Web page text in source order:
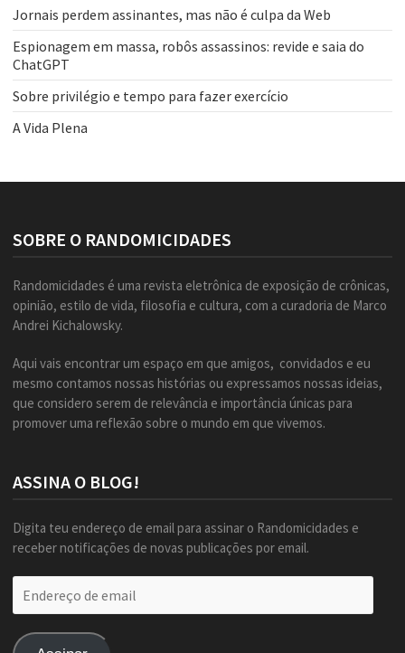
Jornais perdem assinantes, mas não é culpa da Web
Espionagem em massa, robôs assassinos: revide e saia do
ChatGPT
Sobre privilégio e tempo para fazer exercício
A Vida Plena
SOBRE O RANDOMICIDADES
Randomicidades é uma revista eletrônica de exposição de crônicas,
opinião, estilo de vida, filosofia e cultura, com a curadoria de Marco
Andrei Kichalowsky.
Aqui vais encontrar um espaço em que amigos, convidados e eu
mesmo contamos nossas histórias ou expressamos nossas ideias,
que considero serem de relevância e importância únicas para
promover uma reflexão sobre o mundo em que vivemos.
ASSINA O BLOG!
Digita teu endereço de email para assinar o Randomicidades e
receber notificações de novas publicações por email.
de